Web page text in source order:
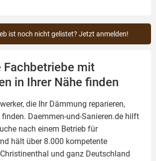
ist noch nicht gelistet? Jetzt anmelden!
Fachbetriebe mit
in Ihrer Nähe finden
die Ihr Dämmung reparieren,
Daemmen-und-Sanieren.de hilft
nach einem Betrieb für
hält über 8.000 kompetente
und ganz Deutschland